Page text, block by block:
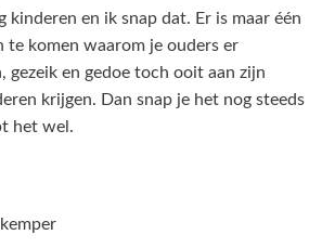
kinderen en ik snap dat. Er is maar één
te komen waarom je ouders er
gezeik en gedoe toch ooit aan zijn
krijgen. Dan snap je het nog steeds
het wel.